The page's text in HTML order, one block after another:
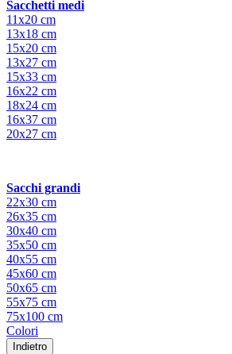
Sacchetti medi
11x20 cm
13x18 cm
15x20 cm
13x27 cm
15x33 cm
16x22 cm
18x24 cm
16x37 cm
20x27 cm
Sacchi grandi
22x30 cm
26x35 cm
30x40 cm
35x50 cm
40x55 cm
45x60 cm
50x65 cm
55x75 cm
75x100 cm
Colori
Indietro